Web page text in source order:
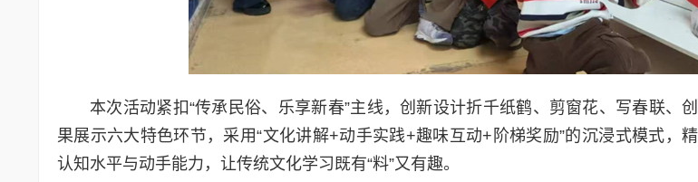
本次活动紧扣“传承民俗、乐享新春”主线，创新设计折千纸鹤、剪窗花、写春联、
果展示六大特色环节，采用“文化讲解+动手实践+趣味互动+阶梯奖励”的沉浸式模式，
认知水平与动手能力，让传统文化学习既有“料”又有趣。